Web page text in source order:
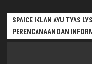
SPAICE IKLAN AYU TYAS
PERENCANAAN DAN